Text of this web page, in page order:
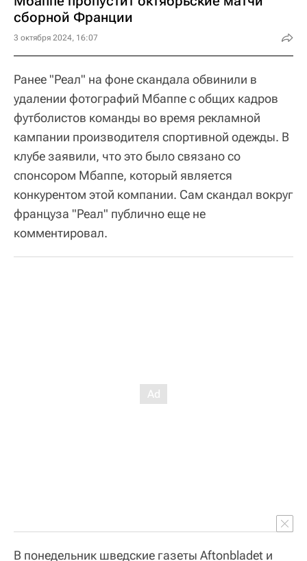
сборной Франции
3 октября 2024, 16:07
Ранее "Реал" на фоне скандала обвинили в
удалении фотографий Мбаппе с общих кадров
футболистов команды во время рекламной
кампании производителя спортивной одежды. В
клубе заявили, что это было связано со
спонсором Мбаппе, который является
конкурентом этой компании. Сам скандал вокруг
француза "Реал" публично еще не
комментировал.
В понедельник шведские газеты Aftonbladet и